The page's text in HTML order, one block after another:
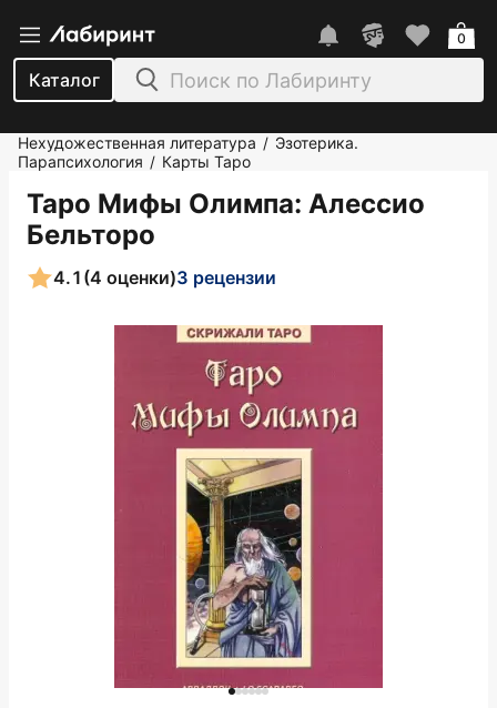
Каталог
0
Нехудожественная литература / Эзотерика.
Парапсихология / Карты Таро
Таро Мифы Олимпа: Алессио
Бельторо
4.1 (4 оценки)3 рецензии